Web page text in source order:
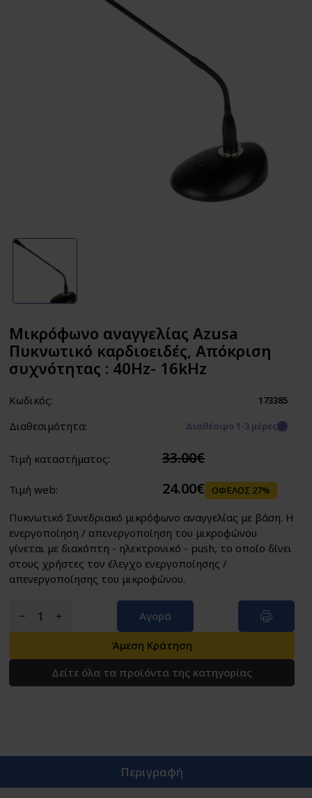
Μικρόφωνο αναγγελίας Azusa
Πυκνωτικό καρδιοειδές, Απόκριση
συχνότητας : 40Hz- 16kHz
Κωδικός: 173385
Διαθεσιμότητα: Διαθέσιμο 1-3 μέρες
Τιμή καταστήματος: 33.00€
Τιμή web: 24.00€ ΟΦΕΛΟΣ 27%
Πυκνωτικό Συνεδριακό μικρόφωνο αναγγελίας με βάση. Η
ενεργοποίηση / απενεργοποίηση του μικροφώνου
γίνεται με διακόπτη - ηλεκτρονικό - push, το οποίο δίνει
στους χρήστες τον έλεγχο ενεργοποίησης /
απενεργοποίησης του μικροφώνου.
Αγορά
Άμεση Κράτηση
Δείτε όλα τα προϊόντα της κατηγορίας
Περιγραφή